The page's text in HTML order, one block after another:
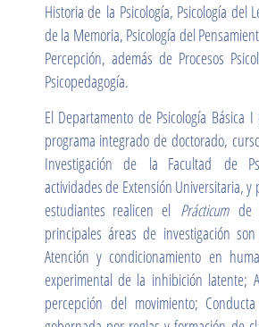
Historia de la Psicología, Psicología del
de la Memoria, Psicología del
Percepción, además de Procesos
Psicopedagogía.
El Departamento de Psicología Básica
programa integrado de doctorado,
Investigación de la Facultad de
actividades de Extensión Universitaria, y
estudiantes realicen el Prácticumde
principales áreas de investigación
Atención y condicionamiento en
experimental de la inhibición latente;
percepción del movimiento;